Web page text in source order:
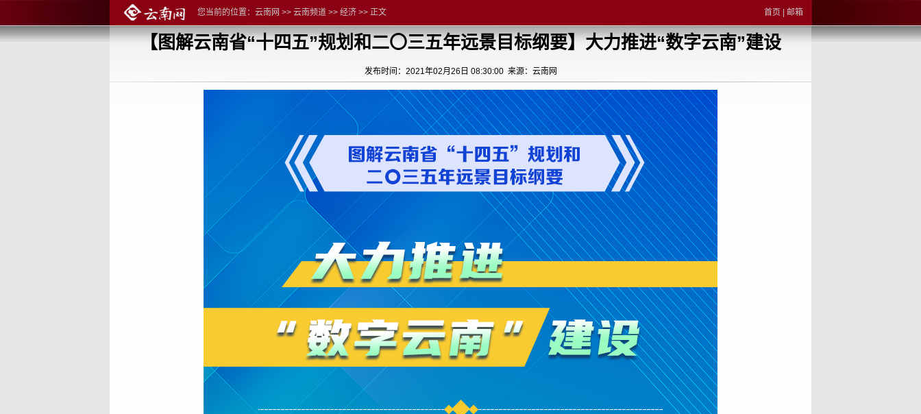
您当前的位置： 云南网 >> 云南频道 >> 经济 >> 正文 首页 邮箱
【图解云南省“十四五”规划和二〇三五年远景目标纲要】大力推进“数字云南”建设
发布时间：2021年02月26日 08:30:00 来源：云南网